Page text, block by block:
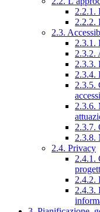
2.2.1.
2.2.2.
2.3.
2.3.1.
2.3.2.
2.3.3.
2.3.4.
2.3.5.
2.3.6.
2.3.7.
2.3.8.
2.4. Privacy
2.4.1.
2.4.2.
2.4.3.